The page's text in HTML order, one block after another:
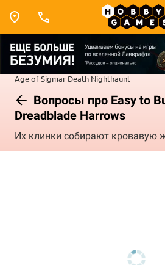
Age of Sigmar Death Nighthaunt
Вопросы про Easy to
Dreadblade Harrows
Их клинки собирают кровавую